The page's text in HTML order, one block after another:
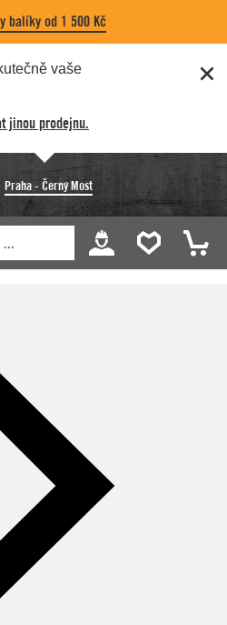
balíky od 1 500 Kč
vaše
jinou prodejnu.
Praha - Černý Most